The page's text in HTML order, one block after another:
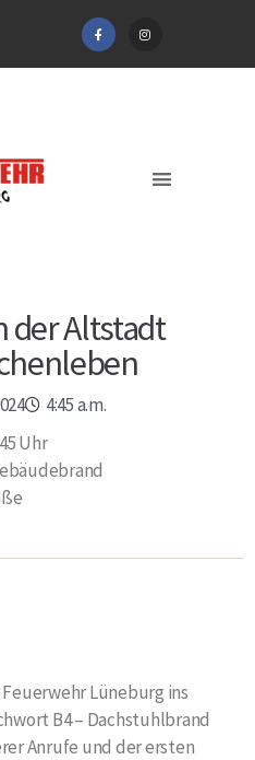
der Altstadt
4:45 a.m.
Uhr
Lüneburg ins
B4 – Dachstuhlbrand
Anrufe und der ersten